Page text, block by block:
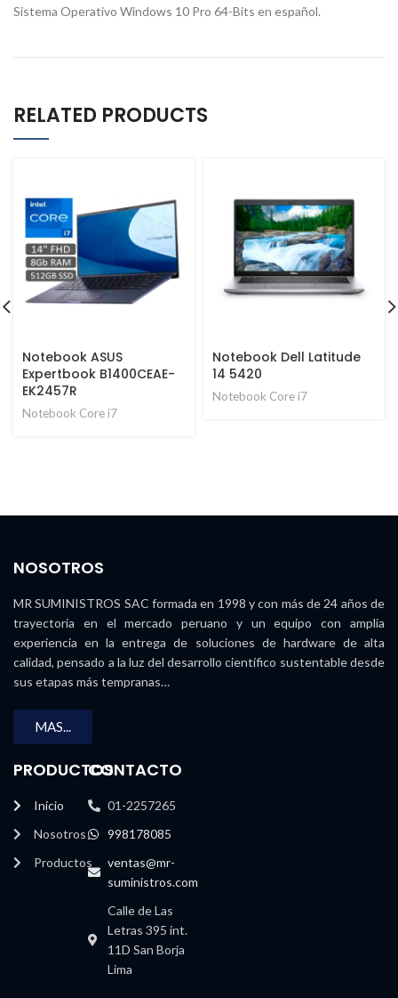
Sistema Operativo Windows 10 Pro 64-Bits en español.
RELATED PRODUCTS
Notebook ASUS
Expertbook B1400CEAE-
EK2457R
Notebook Core i7
Notebook Dell Latitude
14 5420
Notebook Core i7
NOSOTROS
MR SUMINISTROS SAC formada en 1998 y con más de 24 años de
trayectoria en el mercado peruano y un equipo con amplia
experiencia en la entrega de soluciones de hardware de alta
calidad, pensado a la luz del desarrollo científico sustentable desde
sus etapas más tempranas…
MAS...
PRODUCTOS
Inicio
Nosotros
Productos
CONTACTO
01-2257265
998178085
ventas@mr-
suministros.com
Calle de Las
Letras 395 int.
11D San Borja
Lima